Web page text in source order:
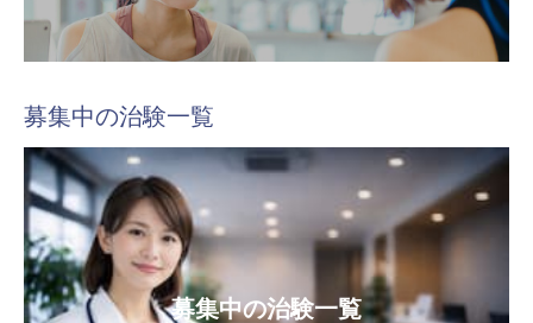
募集中の治験一覧
募集中の治験一覧